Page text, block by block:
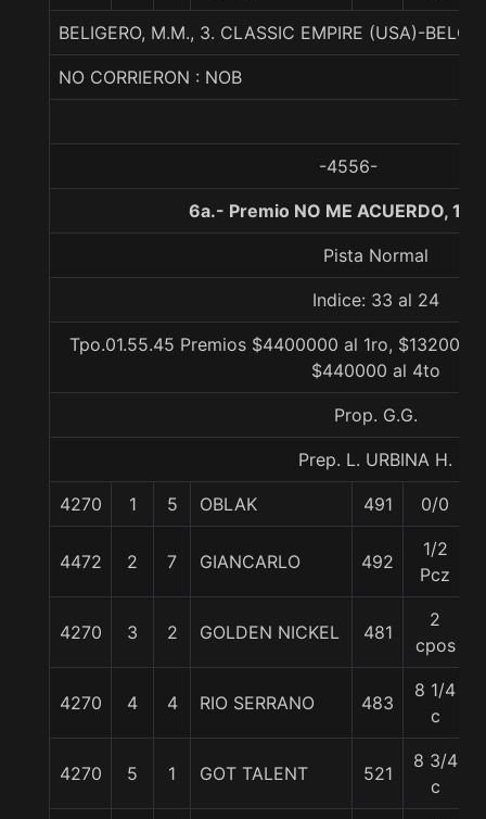
BELIGERO, M.M., 3. CLASSIC EMPIRE (USA)-
NO CORRIERON : NOB
-4556-
6a.- Premio NO ME ACUERDO,
Pista Normal
Indice: 33 al 24
Tpo.01.55.45 Premios $4400000 al 1ro,
$440000 al 4to
Prop. G.G.
Prep. L. URBINA H.
4270 1 5 OBLAK 491 0/0
4472 2 7 GIANCARLO 492
1/2
Pcz
4270 3 2 GOLDEN NICKEL 481
2
cpos
4270 4 4 RIO SERRANO 483
8 1/4
c
4270 5 1 GOT TALENT 521
8 3/4
c